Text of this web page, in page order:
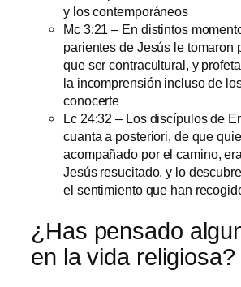
y los contemporáneos
Mc 3:21 – En distintos
parientes de Jesús le tomaron
que ser contracultural, y
la incomprensión incluso de
conocerte
Lc 24:32 – Los discípulos de
cuanta a posteriori, de que
acompañado por el camino,
Jesús resucitado, y lo
el sentimiento que han
¿Has pensado
en la vida religiosa?